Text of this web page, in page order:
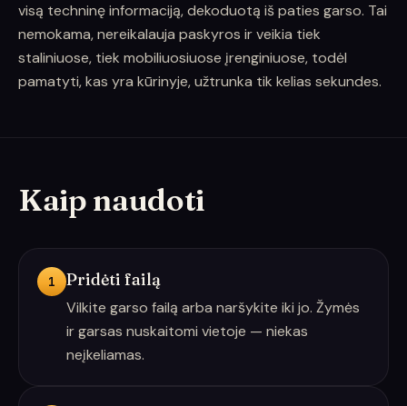
visą techninę informaciją, dekoduotą iš paties garso. Tai
nemokama, nereikalauja paskyros ir veikia tiek
staliniuose, tiek mobiliuosiuose įrenginiuose, todėl
pamatyti, kas yra kūrinyje, užtrunka tik kelias sekundes.
Kaip naudoti
1 Pridėti failą
Vilkite garso failą arba naršykite iki jo. Žymės
ir garsas nuskaitomi vietoje — niekas
neįkeliamas.